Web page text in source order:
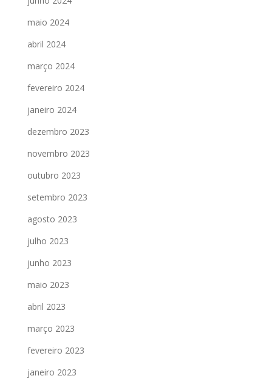
maio 2024
abril 2024
março 2024
fevereiro 2024
janeiro 2024
dezembro 2023
novembro 2023
outubro 2023
setembro 2023
agosto 2023
julho 2023
junho 2023
maio 2023
abril 2023
março 2023
fevereiro 2023
janeiro 2023